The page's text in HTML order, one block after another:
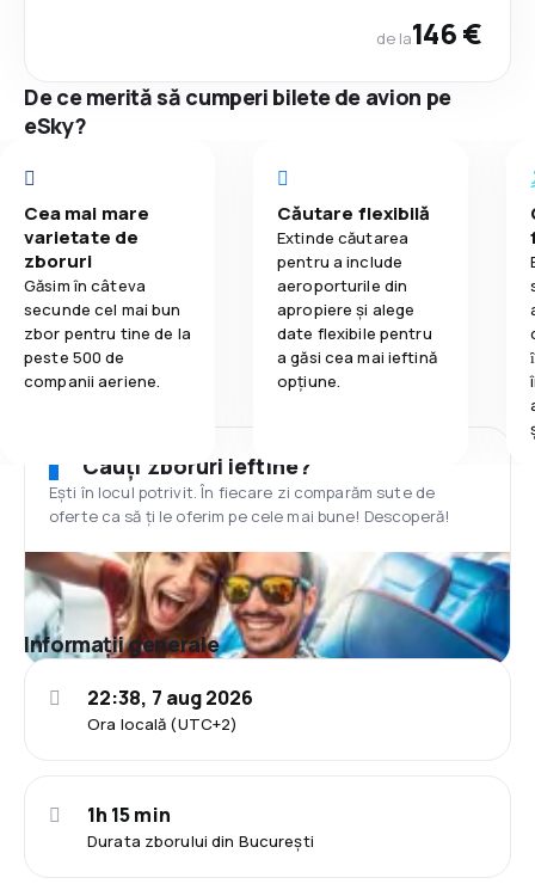
de la146 €
De ce merită să cumperi bilete de avion pe
eSky?
Cea mai mare
varietate de
zboruri
Găsim în câteva
secunde cel mai bun
zbor pentru tine de la
peste 500 de
companii aeriene.
Căutare flexibilă
Extinde căutarea
pentru a include
aeroporturile din
apropiere și alege
date flexibile pentru
a găsi cea mai ieftină
opțiune.
Cauți zboruri ieftine?
Ești în locul potrivit. În fiecare zi comparăm sute de
oferte ca să ți le oferim pe cele mai bune! Descoperă!
Informații generale
Ora locală (UTC+2)
22:38, 7 aug 2026
Durata zborului din București
1h 15 min